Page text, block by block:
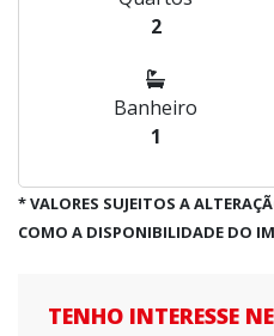
2
Banheiro
1
* VALORES SUJEITOS A
COMO A DISPONIBILIDADE DO
TENHO INTERESSE